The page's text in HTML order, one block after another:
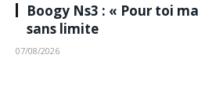
Boogy Ns3 : « Pour toi
sans limite
07/08/2026